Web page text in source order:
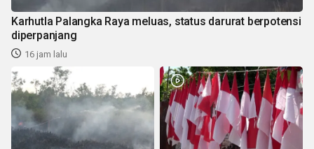
Karhutla Palangka Raya meluas, status darurat berpotensi
diperpanjang
16 jam lalu